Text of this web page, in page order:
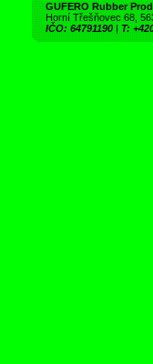
GUFERO Rubber
Horní Třešňovec 68,
IČO: 64791190 | T: